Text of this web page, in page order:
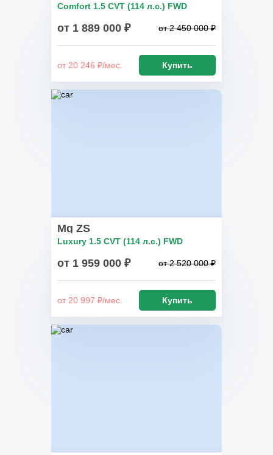
Comfort 1.5 CVT (114 л.с.) FWD
от 1 889 000 ₽ от 2 450 000 ₽
от 20 246 ₽/мес. Купить
Mg ZS
Luxury 1.5 CVT (114 л.с.) FWD
от 1 959 000 ₽ от 2 520 000 ₽
от 20 997 ₽/мес. Купить